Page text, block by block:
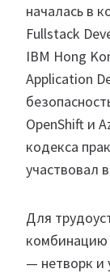
началась в
Fullstack
IBM Hong
Application
OpenShift и
кодекса
участвовал
Для
— нетворк и